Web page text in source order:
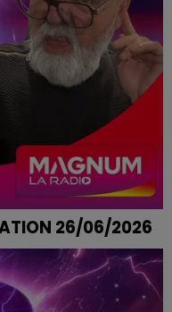
26/06/2026